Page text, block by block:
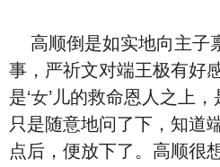
⾼顺倒是如实地向主子
事，严祈文对端王极有好
是‘女’儿的救命恩人之上，是以也‮有没‬
是只‬随意地问了下，‮道知‬端王叫阿竹去吃了些茶
点后，便放下了。⾼顺很